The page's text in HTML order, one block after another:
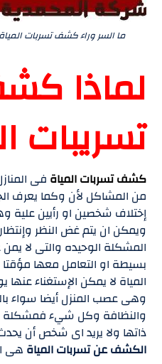
ما السر وراء كشف تسربات
لماذا
تسريبات
كشف تسربات المياة فى
من المشاكل لأن وكما يعرف
إختلاف شخصين او رأيين علية
ويمكن ان يتم غض النظر
المشكلة الوحيده والتى لا
بسيطة او التعامل معها مؤقتا
المياة لا يمكن الإستغناء
وهى عصب المنزل أيضا سواء
والنظافة وكل شيء فمشكلة
ذاتها ولا يريد اى شخص أن
الكشف عن تسربات المياة هى